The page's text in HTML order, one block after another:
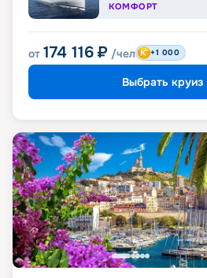
КОМФОРТ
от 174 116 ₽ /чел +1 000
Выбрать круиз